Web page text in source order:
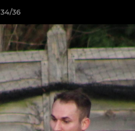
34/36